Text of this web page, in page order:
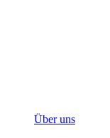
Über uns